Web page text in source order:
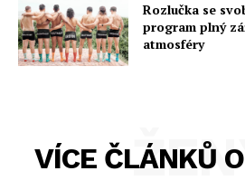
Rozlučka se
program plný
atmosféry
VÍCE ČLÁNKŮ